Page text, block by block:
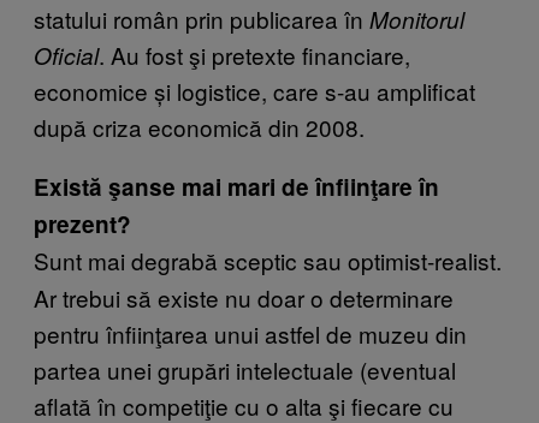
statului român prin publicarea în Monitorul
Oficial. Au fost şi pretexte financiare,
economice și logistice, care s-au amplificat
după criza economică din 2008.
Există şanse mai mari de înfiinţare în
prezent?
Sunt mai degrabă sceptic sau optimist-realist.
Ar trebui să existe nu doar o determinare
pentru înfiinţarea unui astfel de muzeu din
partea unei grupări intelectuale (eventual
aflată în competiţie cu o alta şi fiecare cu